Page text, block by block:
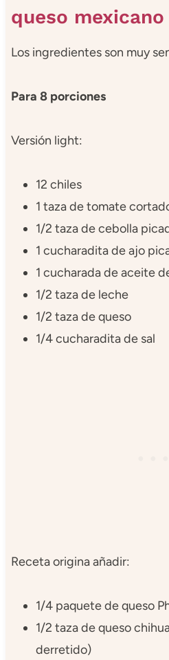
queso mexicano
Los ingredientes son muy
Para 8 porciones
Versión light:
12 chiles
1 taza de tomate
1/2 taza de cebolla
1 cucharadita de ajo
1 cucharada de aceite
1/2 taza de leche
1/2 taza de queso
1/4 cucharadita de sal
Receta origina añadir:
1/4 paquete de queso
1/2 taza de queso
derretido)